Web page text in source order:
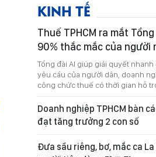
KINH TẾ
Thuế TPHCM ra mắt
90% thắc mắc của người
Tổng đài AI giúp giải quyết
yêu cầu của người dân, doanh
công chức thuế có thời gian hỗ
Doanh nghiệp TPHCM bàn
đạt tăng trưởng 2 con số
Đưa sầu riêng, bơ, mắc ca